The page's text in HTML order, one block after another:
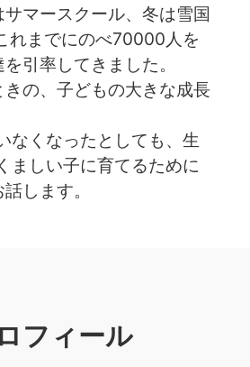
マースクール、冬は雪国
れまでにのべ70000人を
引率してきました。
の、子どもの大きな成長
なくなったとしても、生
ましい子に育てるために
します。
フィール